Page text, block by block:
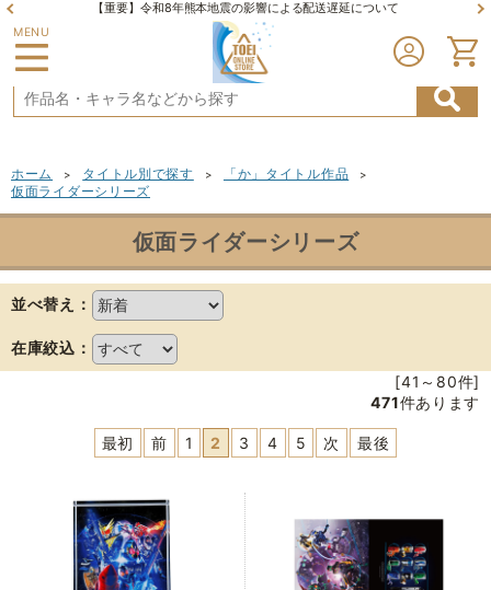
【重要】令和8年熊本地震の影響による配送遅延について
MENU
ホーム > タイトル別で探す > 「か」タイトル作品 >
仮面ライダーシリーズ
仮面ライダーシリーズ
並べ替え：
在庫絞込：
[41～80件]
471件あります
最初 前 1 2 3 4 5 次 最後